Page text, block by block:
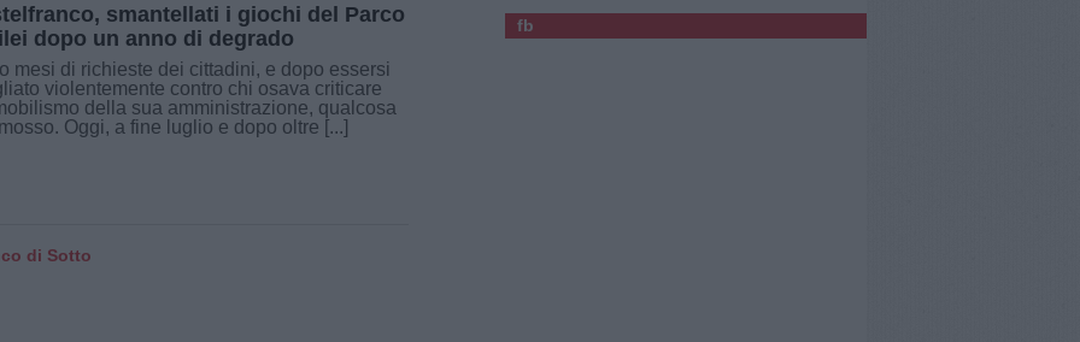
smantellati i giochi del Parco
dopo un anno di degrado
mesi di richieste dei cittadini, e dopo essersi
violentemente contro chi osava criticare
della sua amministrazione, qualcosa
Oggi, a fine luglio e dopo oltre [...]
di Sotto
fb